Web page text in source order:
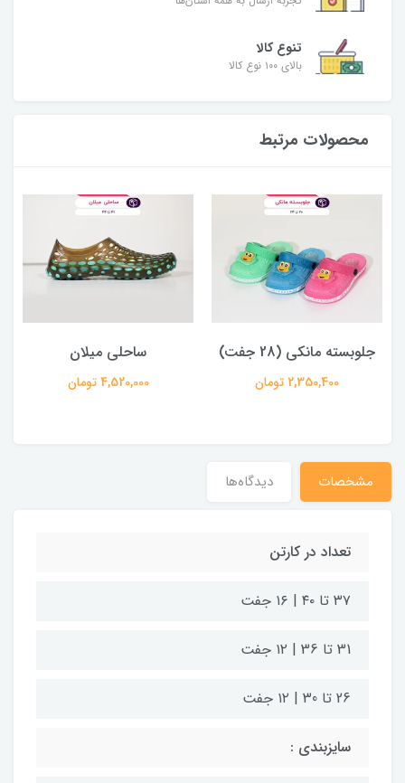
تنوع کالا
بالای ۱۰۰ نوع کالا
محصولات مرتبط
جلوبسته مانکی (28 جفت)
2,350,400 تومان
ساحلی میلان
4,520,000 تومان
مشخصات دیدگاه‌ها
تعداد در کارتن
۳۷ تا ۴۰ | ۱۶ جفت
31 تا 36 | ۱۲ جفت
26 تا 30 | ۱۲ جفت
سایزبندی :